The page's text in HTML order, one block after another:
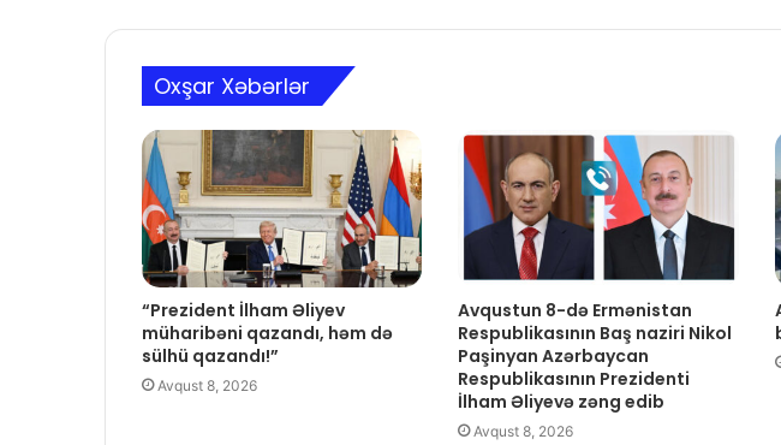
Oxşar Xəbərlər
“Prezident İlham Əliyev
müharibəni qazandı, həm də
sülhü qazandı!”
Avqust 8, 2026
Avqustun 8-də Ermənistan
Respublikasının Baş naziri Nikol
Paşinyan Azərbaycan
Respublikasının Prezidenti
İlham Əliyevə zəng edib
Avqust 8, 2026